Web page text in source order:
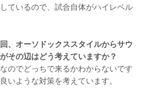
ているので、試合自体がハイレベル
、オーソドックススタイルからサウ
その辺はどう考えていますか？
のでどっちで来るかわからないです
いような対策を考えています。